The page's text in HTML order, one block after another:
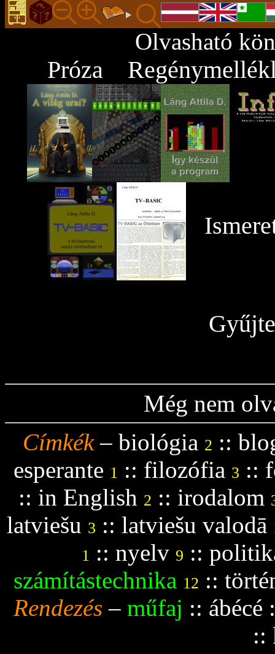
Olvasható
Próza
Még nem
Címkék– biológia 2 ::
esperante 1 :: filozófia 3 ::
:: in English 2 :: irodalom
latviešu 3 :: latviešu valodā
1 :: nyelv 9 ::
számítástechnika 12 ::
Rendezés – műfaj :: ábécé
::